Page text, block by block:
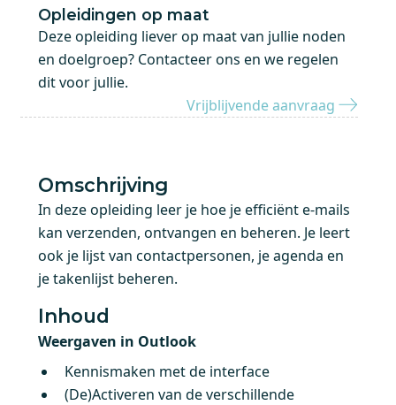
Opleidingen op maat
Deze opleiding liever op maat van jullie noden
en doelgroep? Contacteer ons en we regelen
dit voor jullie.
Vrijblijvende aanvraag
Omschrijving
In deze opleiding leer je hoe je efficiënt e-mails
kan verzenden, ontvangen en beheren. Je leert
ook je lijst van contactpersonen, je agenda en
je takenlijst beheren.
Inhoud
Weergaven in Outlook
Kennismaken met de interface
(De)Activeren van de verschillende